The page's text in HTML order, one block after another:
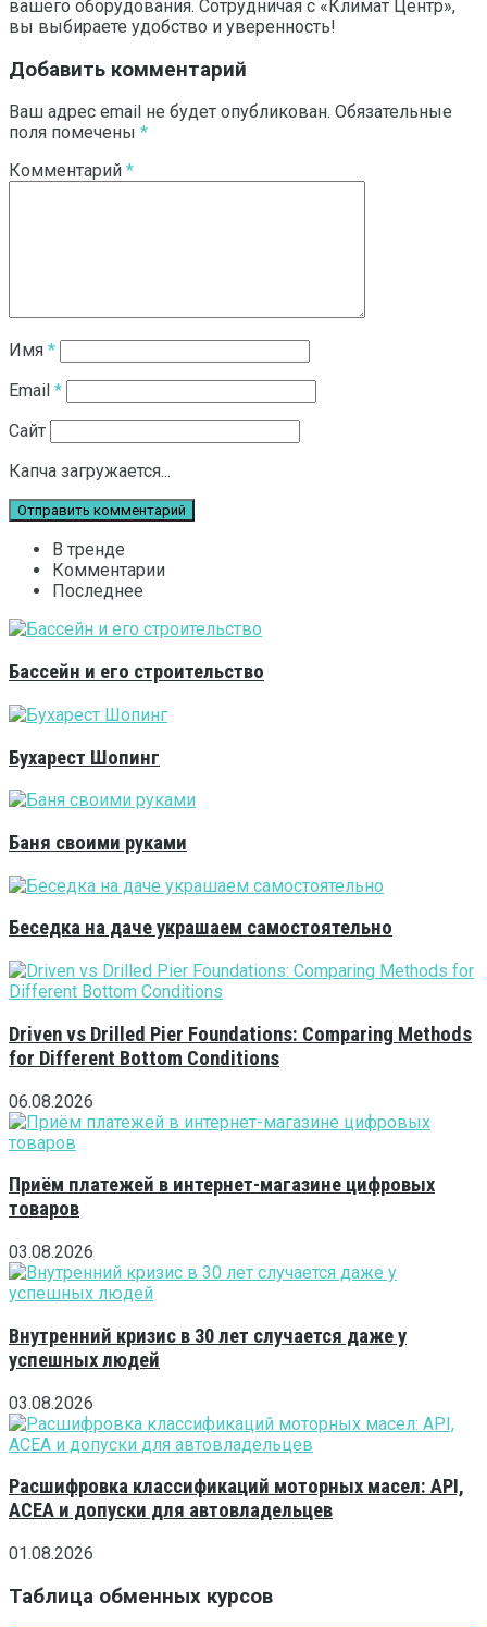
вашего оборудования. Сотрудничая с «Климат Центр»,
вы выбираете удобство и уверенность!
Добавить комментарий
Ваш адрес email не будет опубликован. Обязательные
поля помечены *
Комментарий *
Имя *
Email *
Сайт
Капча загружается...
В тренде
Комментарии
Последнее
Бассейн и его строительство
Бухарест Шопинг
Баня своими руками
Беседка на даче украшаем самостоятельно
Driven vs Drilled Pier Foundations: Comparing Methods
for Different Bottom Conditions
06.08.2026
Приём платежей в интернет-магазине цифровых
товаров
03.08.2026
Внутренний кризис в 30 лет случается даже у
успешных людей
03.08.2026
Расшифровка классификаций моторных масел: API,
ACEA и допуски для автовладельцев
01.08.2026
Таблица обменных курсов